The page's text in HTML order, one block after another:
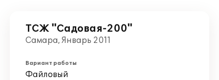
ТСЖ "Садовая-200"
Самара, Январь 2011
Вариант работы
Файловый